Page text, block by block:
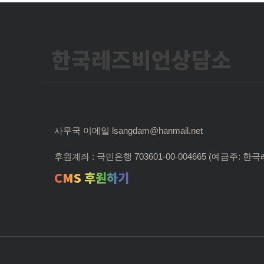
한국레즈비언상담소
사무국 이메일 lsangdam@hanmail.net
후원계좌 : 국민은행 703601-00-004665 (예금주: 한국
CMS 후원하기